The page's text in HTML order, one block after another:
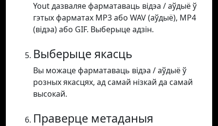
Yout дазваляе фарматаваць відэа / аўдыё ў
гэтых фарматах MP3 або WAV (аўдыё), MP4
(відэа) або GIF. Выберыце адзін.
Выберыце якасць
Вы можаце фарматаваць відэа / аўдыё ў
розных якасцях, ад самай нізкай да самай
высокай.
Праверце метаданыя